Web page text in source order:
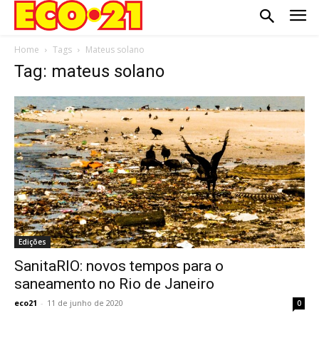
Home Tags Mateus solano
Tag: mateus solano
Edições
SanitaRIO: novos tempos para o
saneamento no Rio de Janeiro
eco21 - 11 de junho de 2020 0